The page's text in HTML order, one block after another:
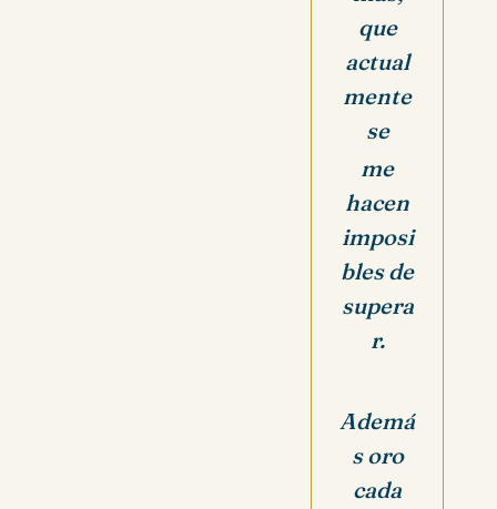
que
actual
mente
se
me
hacen
imposi
bles de
supera
r.
Ademá
s oro
cada